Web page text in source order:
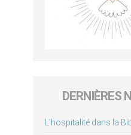
DERNIÈRES
L’hospitalité dans la